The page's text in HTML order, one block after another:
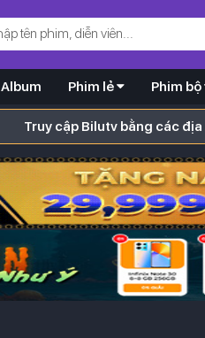
Album Phim lẻ Phim bộ
Truy cập Bilutv bằng các